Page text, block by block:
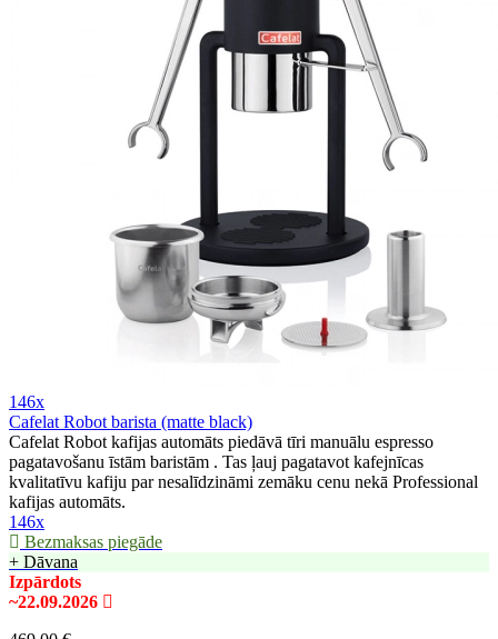
146x
Cafelat Robot barista (matte black)
Cafelat Robot kafijas automāts piedāvā tīri manuālu espresso
pagatavošanu īstām baristām . Tas ļauj pagatavot kafejnīcas
kvalitatīvu kafiju par nesalīdzināmi zemāku cenu nekā Professional
kafijas automāts.
146x
Bezmaksas piegāde
+ Dāvana
Izpārdots
~22.09.2026